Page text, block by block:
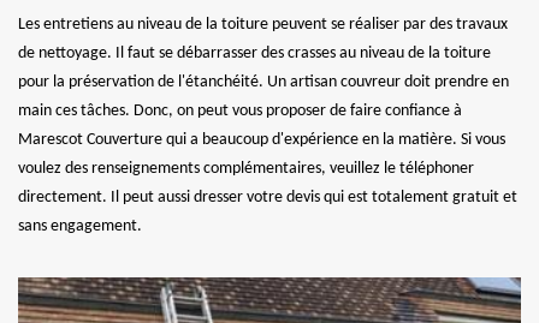
Les entretiens au niveau de la toiture peuvent se réaliser par des travaux
de nettoyage. Il faut se débarrasser des crasses au niveau de la toiture
pour la préservation de l'étanchéité. Un artisan couvreur doit prendre en
main ces tâches. Donc, on peut vous proposer de faire confiance à
Marescot Couverture qui a beaucoup d'expérience en la matière. Si vous
voulez des renseignements complémentaires, veuillez le téléphoner
directement. Il peut aussi dresser votre devis qui est totalement gratuit et
sans engagement.